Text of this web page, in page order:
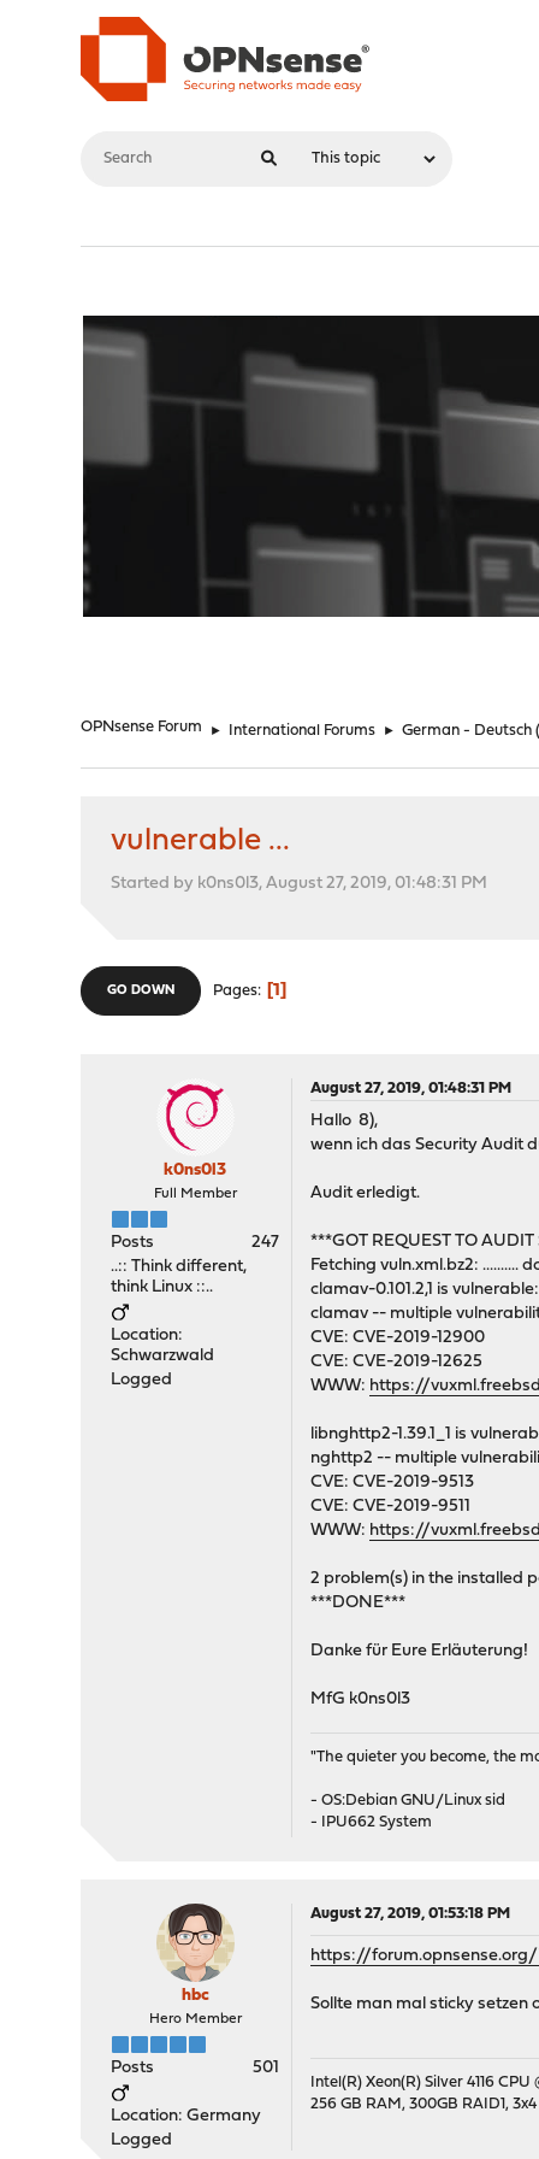
OPNsense Forum ► International Forums ► German - Deutsch
vulnerable ...
Started by k0ns0l3, August 27, 2019, 01:48:31 PM
GO DOWN Pages 1
k0ns0l3
Full Member
Posts
247
..:: Think different,
think Linux ::..
Location:
Schwarzwald
Logged
August 27, 2019, 01:48:31 PM
Hallo 8),
wenn ich das Security Audit
Audit erledigt.
***GOT REQUEST TO
Fetching vuln.xml.bz2: ..........
clamav-0.101.2,1 is vulnerable:
clamav -- multiple
CVE: CVE-2019-12900
CVE: CVE-2019-12625
WWW: https://
libnghttp2-1.39.1_1 is
nghttp2 -- multiple
CVE: CVE-2019-9513
CVE: CVE-2019-9511
WWW: https://
2 problem(s) in the installed
***DONE***
Danke für Eure Erläuterung!
MfG k0ns0l3
"The quieter you become, the
- OS:Debian GNU/Linux sid
- IPU662 System
hbc
Hero Member
Posts 501
Location: Germany
Logged
August 27, 2019, 01:53:18 PM
https://forum.opnsense.org/
Sollte man mal sticky setzen
Intel(R) Xeon(R) Silver 4116 CPU
256 GB RAM, 300GB RAID1,